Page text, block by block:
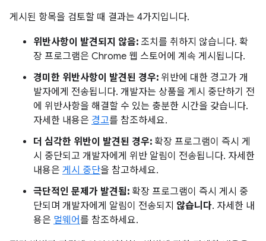
게시된 항목을 검토할 때 결과는 4가지입니다.
위반사항이 발견되지 않음: 조치를 취하지 않습니다. 확
장 프로그램은 Chrome 웹 스토어에 계속 게시됩니다.
경미한 위반사항이 발견된 경우: 위반에 대한 경고가 개
발자에게 전송됩니다. 개발자는 상품을 게시 중단하기 전
에 위반사항을 해결할 수 있는 충분한 시간을 갖습니다.
자세한 내용은 경고를 참조하세요.
더 심각한 위반이 발견된 경우: 확장 프로그램이 즉시 게
시 중단되고 개발자에게 위반 알림이 전송됩니다. 자세한
내용은 게시 중단을 참고하세요.
극단적인 문제가 발견됨: 확장 프로그램이 즉시 게시 중
단되며 개발자에게 알림이 전송되지 않습니다. 자세한 내
용은 멀웨어를 참조하세요.